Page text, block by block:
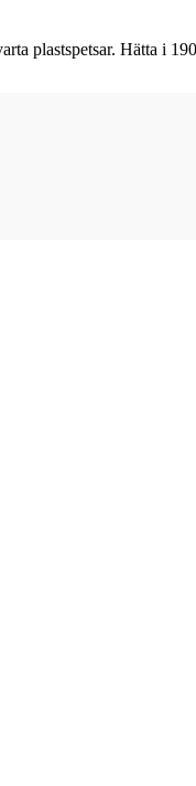
plastspetsar. Hätta i